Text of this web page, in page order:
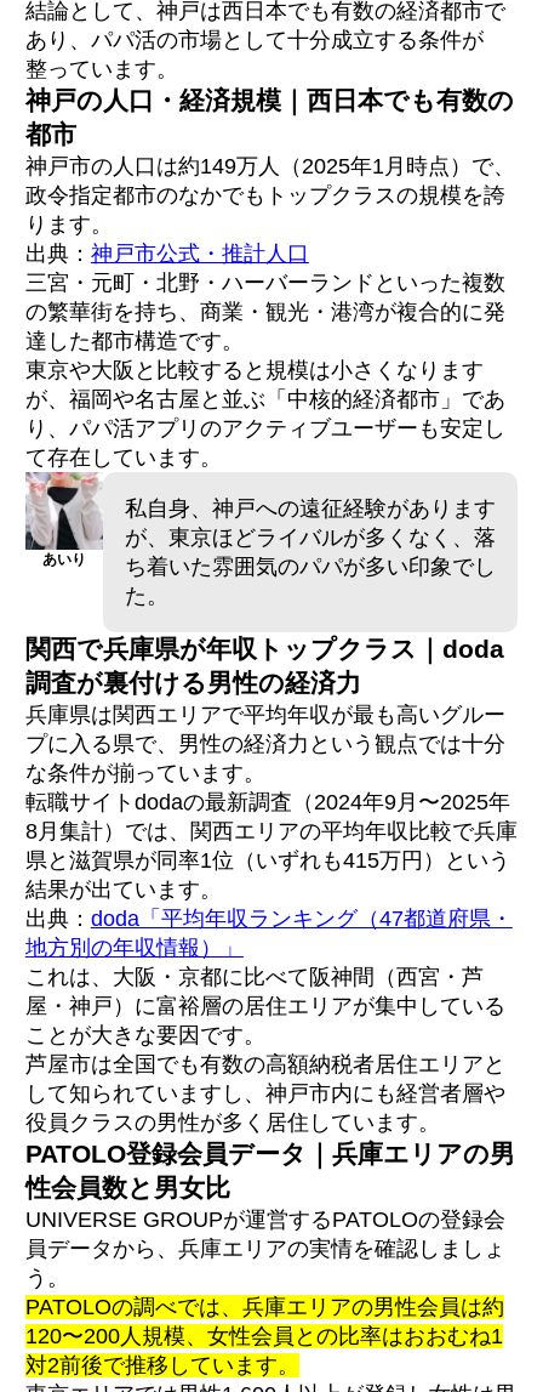
断できる
アプリと交際クラブの違い｜面談ハードルと
出会える男性の質
パパが集まる理由
PATOLOとユニバース倶楽部の併用戦略
神戸固有の地域特性｜大学・地元企業・阪急
沿線の身バレリスク
初回の車待ち合わせは絶対にNG｜安全な顔合
わせ手順
売春防止法・デートクラブ条例｜知っておく
べき法的境界
STEP1〜2｜PATOLOに無料登録しプロフィー
ルを整える
STEP3〜4｜マッチング後のメッセージから顔
合わせまで
STEP5｜定期パパへ移行するための関係構築
Q1. 神戸のパパ活相場は東京や大阪より安い
Q2. 三宮以外で身バレしにくいおすすめエリ
アは？
Q3. PATOLOとユニバース倶楽部 神戸店はど
ちらを選ぶべき？
Q4. 神戸のパパ活で月いくらくらい稼げます
か？
Q5. 神戸で出張パパに出会うコツは？
結論として、神戸は西日本でも有数の経済都市で
あり、パパ活の市場として十分成立する条件が
整っています。
神戸の人口・経済規模｜西日本でも有数の
都市
神戸市の人口は約149万人（2025年1月時点）で、
政令指定都市のなかでもトップクラスの規模を誇
ります。
出典： 神戸市公式・推計人口
三宮・元町・北野・ハーバーランドといった複数
の繁華街を持ち、商業・観光・港湾が複合的に発
達した都市構造です。
東京や大阪と比較すると規模は小さくなります
が、福岡や名古屋と並ぶ「中核的経済都市」であ
り、パパ活アプリのアクティブユーザーも安定し
て存在しています。
あいり
私自身、神戸への遠征経験があります
が、東京ほどライバルが多くなく、落
ち着いた雰囲気のパパが多い印象でし
た。
関西で兵庫県が年収トップクラス｜doda
調査が裏付ける男性の経済力
兵庫県は関西エリアで平均年収が最も高いグルー
プに入る県で、男性の経済力という観点では十分
な条件が揃っています。
転職サイトdodaの最新調査（2024年9月〜2025年
8月集計）では、関西エリアの平均年収比較で兵庫
県と滋賀県が同率1位（いずれも415万円）という
結果が出ています。
出典： doda「平均年収ランキング（47都道府県・
地方別の年収情報）」
これは、大阪・京都に比べて阪神間（西宮・芦
屋・神戸）に富裕層の居住エリアが集中している
ことが大きな要因です。
芦屋市は全国でも有数の高額納税者居住エリアと
して知られていますし、神戸市内にも経営者層や
役員クラスの男性が多く居住しています。
PATOLO登録会員データ｜兵庫エリアの男
性会員数と男女比
UNIVERSE GROUPが運営するPATOLOの登録会
員データから、兵庫エリアの実情を確認しましょ
う。
PATOLOの調べでは、兵庫エリアの男性会員は約
120〜200人規模、女性会員との比率はおおむね1
対2前後で推移しています。